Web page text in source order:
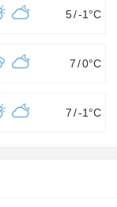
5/-1 °C
7 /0°C
7 /-1 °C